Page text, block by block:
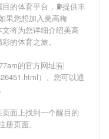
的体育平台，⛽️提供丰
果您想加入美高梅
将为您详细介绍美高
的体育之旅。
的官方网址🈶
）。您可以通
面上找到一个醒目的
页面。